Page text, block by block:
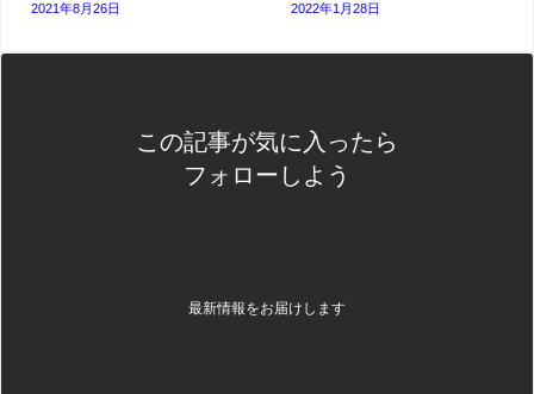
2021年8月26日 2022年1月28日
この記事が気に入ったら
フォローしよう
最新情報をお届けします